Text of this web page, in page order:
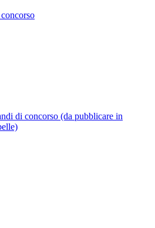
di concorso (da pubblicare in